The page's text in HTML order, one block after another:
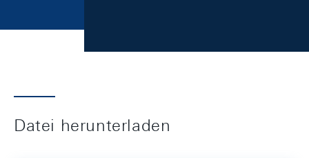
Datei herunterladen